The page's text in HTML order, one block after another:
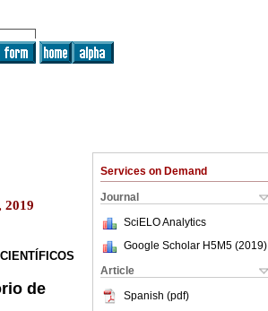
Services on Demand
Journal
SciELO Analytics
Google Scholar H5M5 (2019)
Article
Spanish (pdf)
2019
de